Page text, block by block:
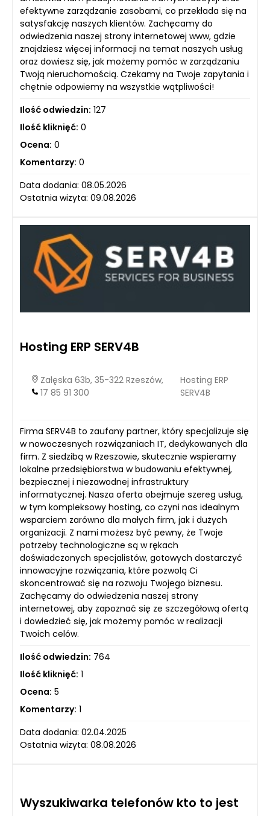
efektywne zarządzanie zasobami, co przekłada się na
satysfakcję naszych klientów. Zachęcamy do
odwiedzenia naszej strony internetowej www, gdzie
znajdziesz więcej informacji na temat naszych usług
oraz dowiesz się, jak możemy pomóc w zarządzaniu
Twoją nieruchomością. Czekamy na Twoje zapytania i
chętnie odpowiemy na wszystkie wątpliwości!
Ilość odwiedzin: 127
Ilość kliknięć: 0
Ocena: 0
Komentarzy: 0
Data dodania: 08.05.2026
Ostatnia wizyta: 09.08.2026
Hosting ERP SERV4B
Załęska 63b, 35-322 Rzeszów,
17 85 91 300
Hosting ERP
SERV4B
Firma SERV4B to zaufany partner, który specjalizuje się
w nowoczesnych rozwiązaniach IT, dedykowanych dla
firm. Z siedzibą w Rzeszowie, skutecznie wspieramy
lokalne przedsiębiorstwa w budowaniu efektywnej,
bezpiecznej i niezawodnej infrastruktury
informatycznej. Nasza oferta obejmuje szereg usług,
w tym kompleksowy hosting, co czyni nas idealnym
wsparciem zarówno dla małych firm, jak i dużych
organizacji. Z nami możesz być pewny, że Twoje
potrzeby technologiczne są w rękach
doświadczonych specjalistów, gotowych dostarczyć
innowacyjne rozwiązania, które pozwolą Ci
skoncentrować się na rozwoju Twojego biznesu.
Zachęcamy do odwiedzenia naszej strony
internetowej, aby zapoznać się ze szczegółową ofertą
i dowiedzieć się, jak możemy pomóc w realizacji
Twoich celów.
Ilość odwiedzin: 764
Ilość kliknięć: 1
Ocena: 5
Komentarzy: 1
Data dodania: 02.04.2025
Ostatnia wizyta: 08.08.2026
Wyszukiwarka telefonów kto to jest